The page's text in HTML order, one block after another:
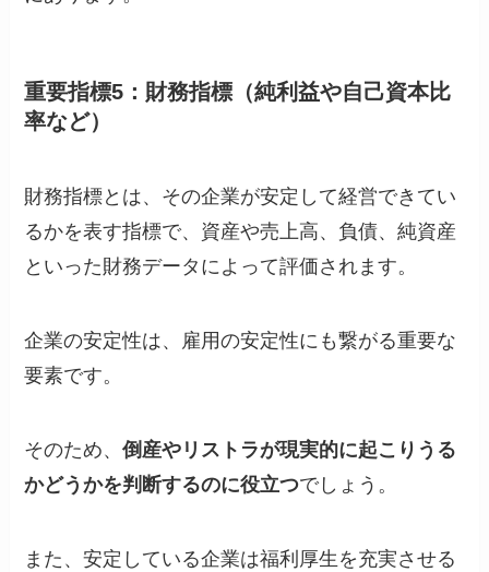
重要指標5：財務指標（純利益や自己資本比
率など）
財務指標とは、その企業が安定して経営できてい
るかを表す指標で、資産や売上高、負債、純資産
といった財務データによって評価されます。
企業の安定性は、雇用の安定性にも繋がる重要な
要素です。
そのため、倒産やリストラが現実的に起こりうる
かどうかを判断するのに役立つでしょう。
また、安定している企業は福利厚生を充実させる